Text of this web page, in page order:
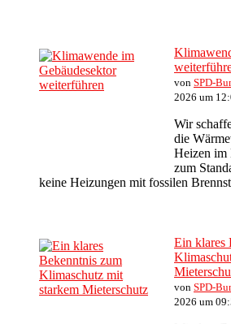
von SPD-
2026 um
Wir
die
Heizen im
zum
keine Heizungen mit fossilen
Ein klares
von SPD-
2026 um